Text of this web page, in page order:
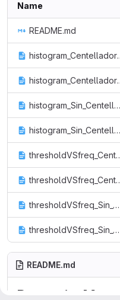
Name
README.md
histogram_Sin_Centellador_MuonDetec_MuonVertFlux.txt
histogram_Sin_Centellador_MuonDetec_MuonVertFlux_75g.txt
thresholdVSfreq_Sin_Centellador_MuonDetec.txt
thresholdVSfreq_Sin_Centellador_MuonDetec_MuonVertFlux.txt
README.md